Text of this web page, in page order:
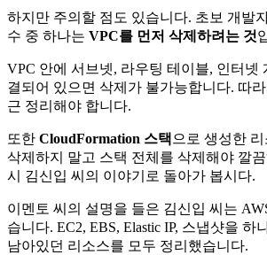
하지만 주의할 점도 있습니다. 초보 개발
수 중 하나는 VPC를 먼저 삭제하려는 것
VPC 안에 서브넷, 라우팅 테이블, 인터넷
결되어 있으면 삭제가 불가능합니다. 따
근 정리해야 합니다.
또한 CloudFormation 스택 으로 생성한
삭제하지 말고 스택 전체를 삭제해야 깔
시 김신입 씨의 이야기로 돌아가 봅시다.
이멘토 씨의 설명을 들은 김신입 씨는
습니다. EC2, EBS, Elastic IP, 스냅샷을 하
남아있던 리소스를 모두 정리했습니다.